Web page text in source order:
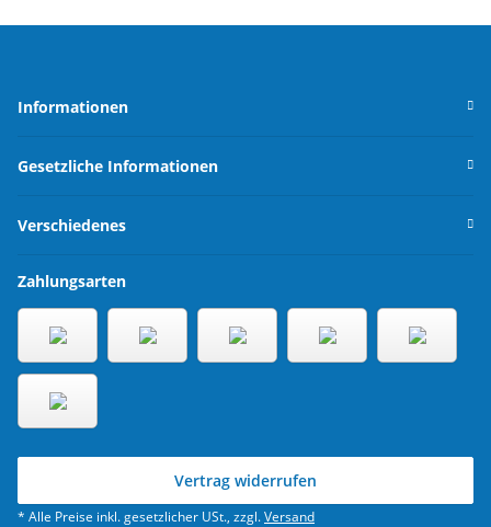
Informationen
Gesetzliche Informationen
Verschiedenes
Zahlungsarten
Vertrag widerrufen
* Alle Preise inkl. gesetzlicher USt., zzgl.Versand